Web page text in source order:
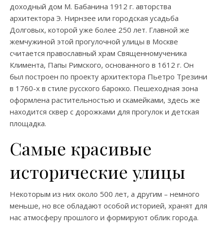
доходный дом М. Бабанина 1912 г. авторства
архитектора Э. Нирнзее или городская усадьба
Долговых, которой уже более 250 лет. Главной же
жемчужиной этой прогулочной улицы в Москве
считается православный храм Священномученика
Климента, Папы Римского, основанного в 1612 г. Он
был построен по проекту архитектора Пьетро Трезини
в 1760-х в стиле русского барокко. Пешеходная зона
оформлена растительностью и скамейками, здесь же
находится сквер с дорожками для прогулок и детская
площадка.
Самые красивые
исторические улицы
Некоторым из них около 500 лет, а другим – немного
меньше, но все обладают особой историей, хранят для
нас атмосферу прошлого и формируют облик города.